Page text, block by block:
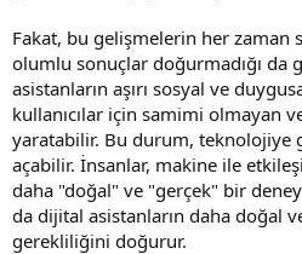
Fakat, bu gelişmelerin her zaman
olumlu sonuçlar doğurmadığı da
asistanların aşırı sosyal ve
kullanıcılar için samimi olmayan
yaratabilir. Bu durum, teknolojiye
açabilir. İnsanlar, makine ile
daha "doğal" ve "gerçek" bir
da dijital asistanların daha doğal
gerekliliğini doğurur.